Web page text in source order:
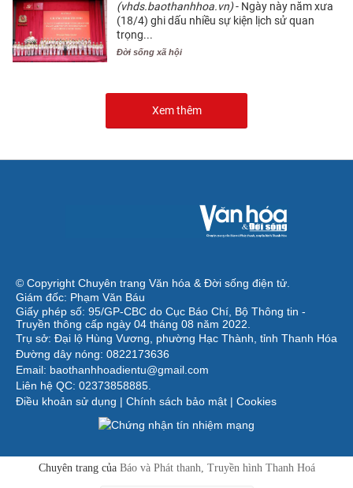
(vhds.baothanhhoa.vn)- Ngày này năm xưa
(18/4) ghi dấu nhiều sự kiện lịch sử quan
trọng...
Đời sống xã hội
Xem thêm
© Copyright Chuyên trang Văn hóa & Đời sống điện tử.
Giám đốc: Phạm Văn Báu
Giấy phép số: 95/GP-CBC do Cục Báo Chí, Bộ Thông tin -
Truyền thông cấp ngày 04 tháng 08 năm 2022.
Trụ sở: Đại lộ Hùng Vương, phường Hạc Thành, tỉnh Thanh Hóa
Đường dây nóng: 0822173636
Email: baothanhhoadientu@gmail.com
Liên hệ QC: 02373858885.
Điều khoản sử dụng | Chính sách bảo mật | Cookies
Chuyên trang của Báo và Phát thanh, Truyền hình Thanh Hoá